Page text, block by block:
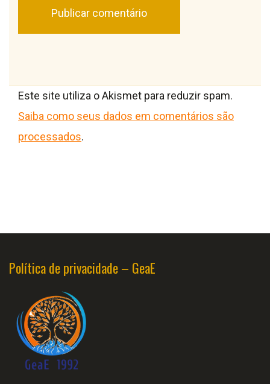
Este site utiliza o Akismet para reduzir spam.
Saiba como seus dados em comentários são
processados.
Política de privacidade – GeaE